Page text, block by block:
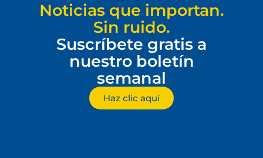
Noticias que importan.
Sin ruido.
Suscríbete gratis a
nuestro boletín
semanal
Haz clic aquí